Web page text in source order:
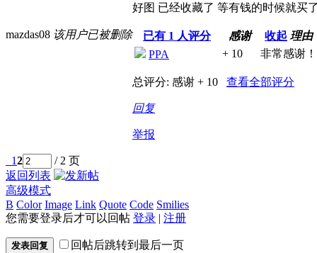
mazdas08 该用户已被删除
好图 已经收藏了 等有钱的时候就买
已有 1 人评分 感谢 收起 理由
PPA
+ 10 非常感谢！
总评分: 感谢 + 10 查看全部评分
回复
举报
12
/ 2 页
返回列表
高级模式
B Color Image Link Quote Code Smilies
您需要登录后才可以回帖 登录 | 注册
发表回复 回帖后跳转到最后一页